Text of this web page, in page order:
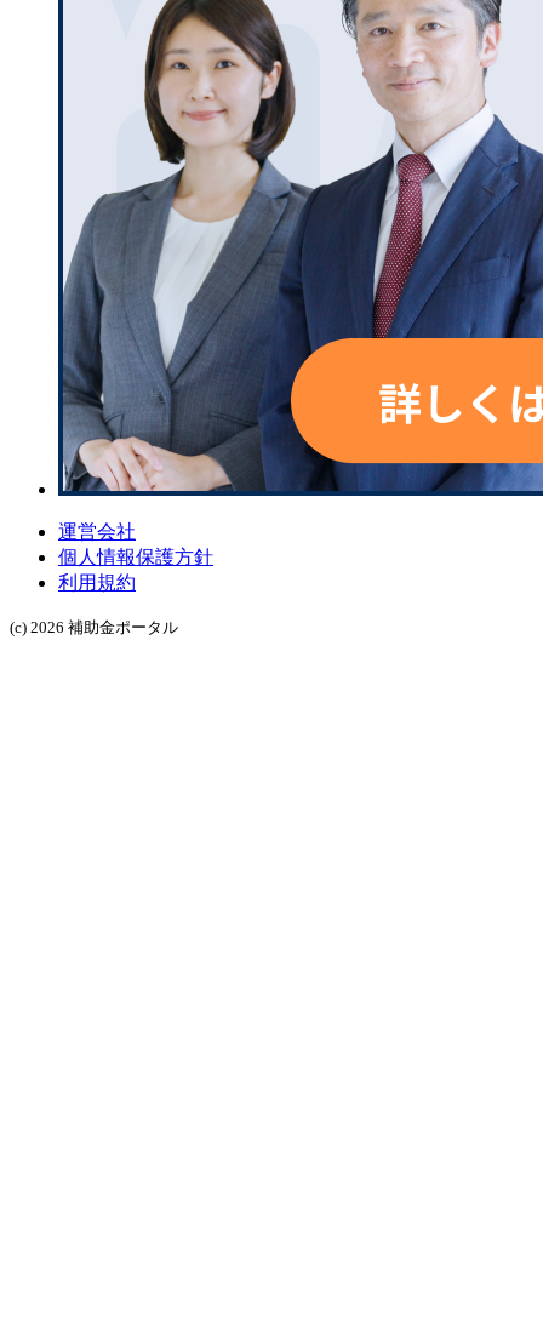
運営会社
個人情報保護方針
利用規約
(c) 2026 補助金ポータル